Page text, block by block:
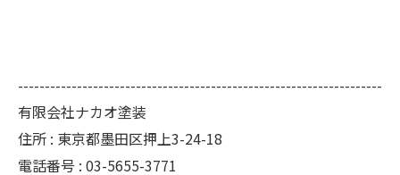
--------------------------------------------------------------------
有限会社ナカオ塗装
住所 : 東京都墨田区押上3-24-18
電話番号 : 03-5655-3771